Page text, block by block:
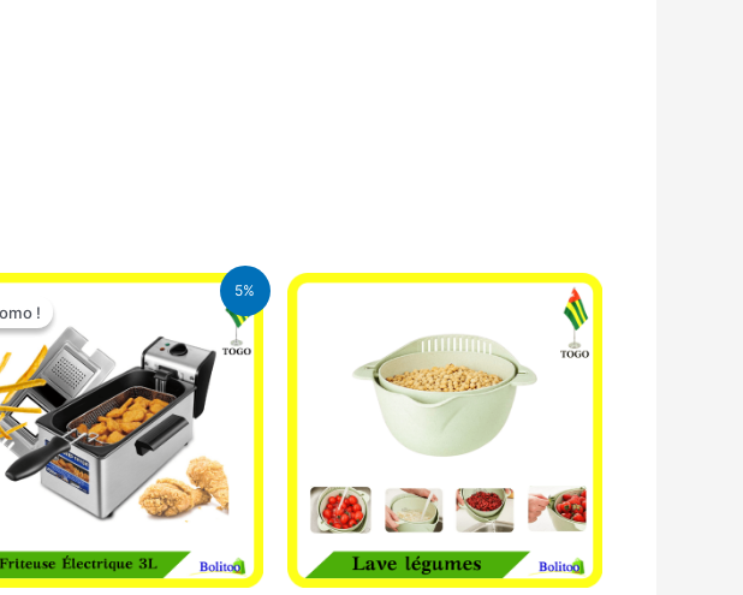
5%
!!
Le
initial
était :
39.000 CFA.
Le
est :
37.000 CFA.